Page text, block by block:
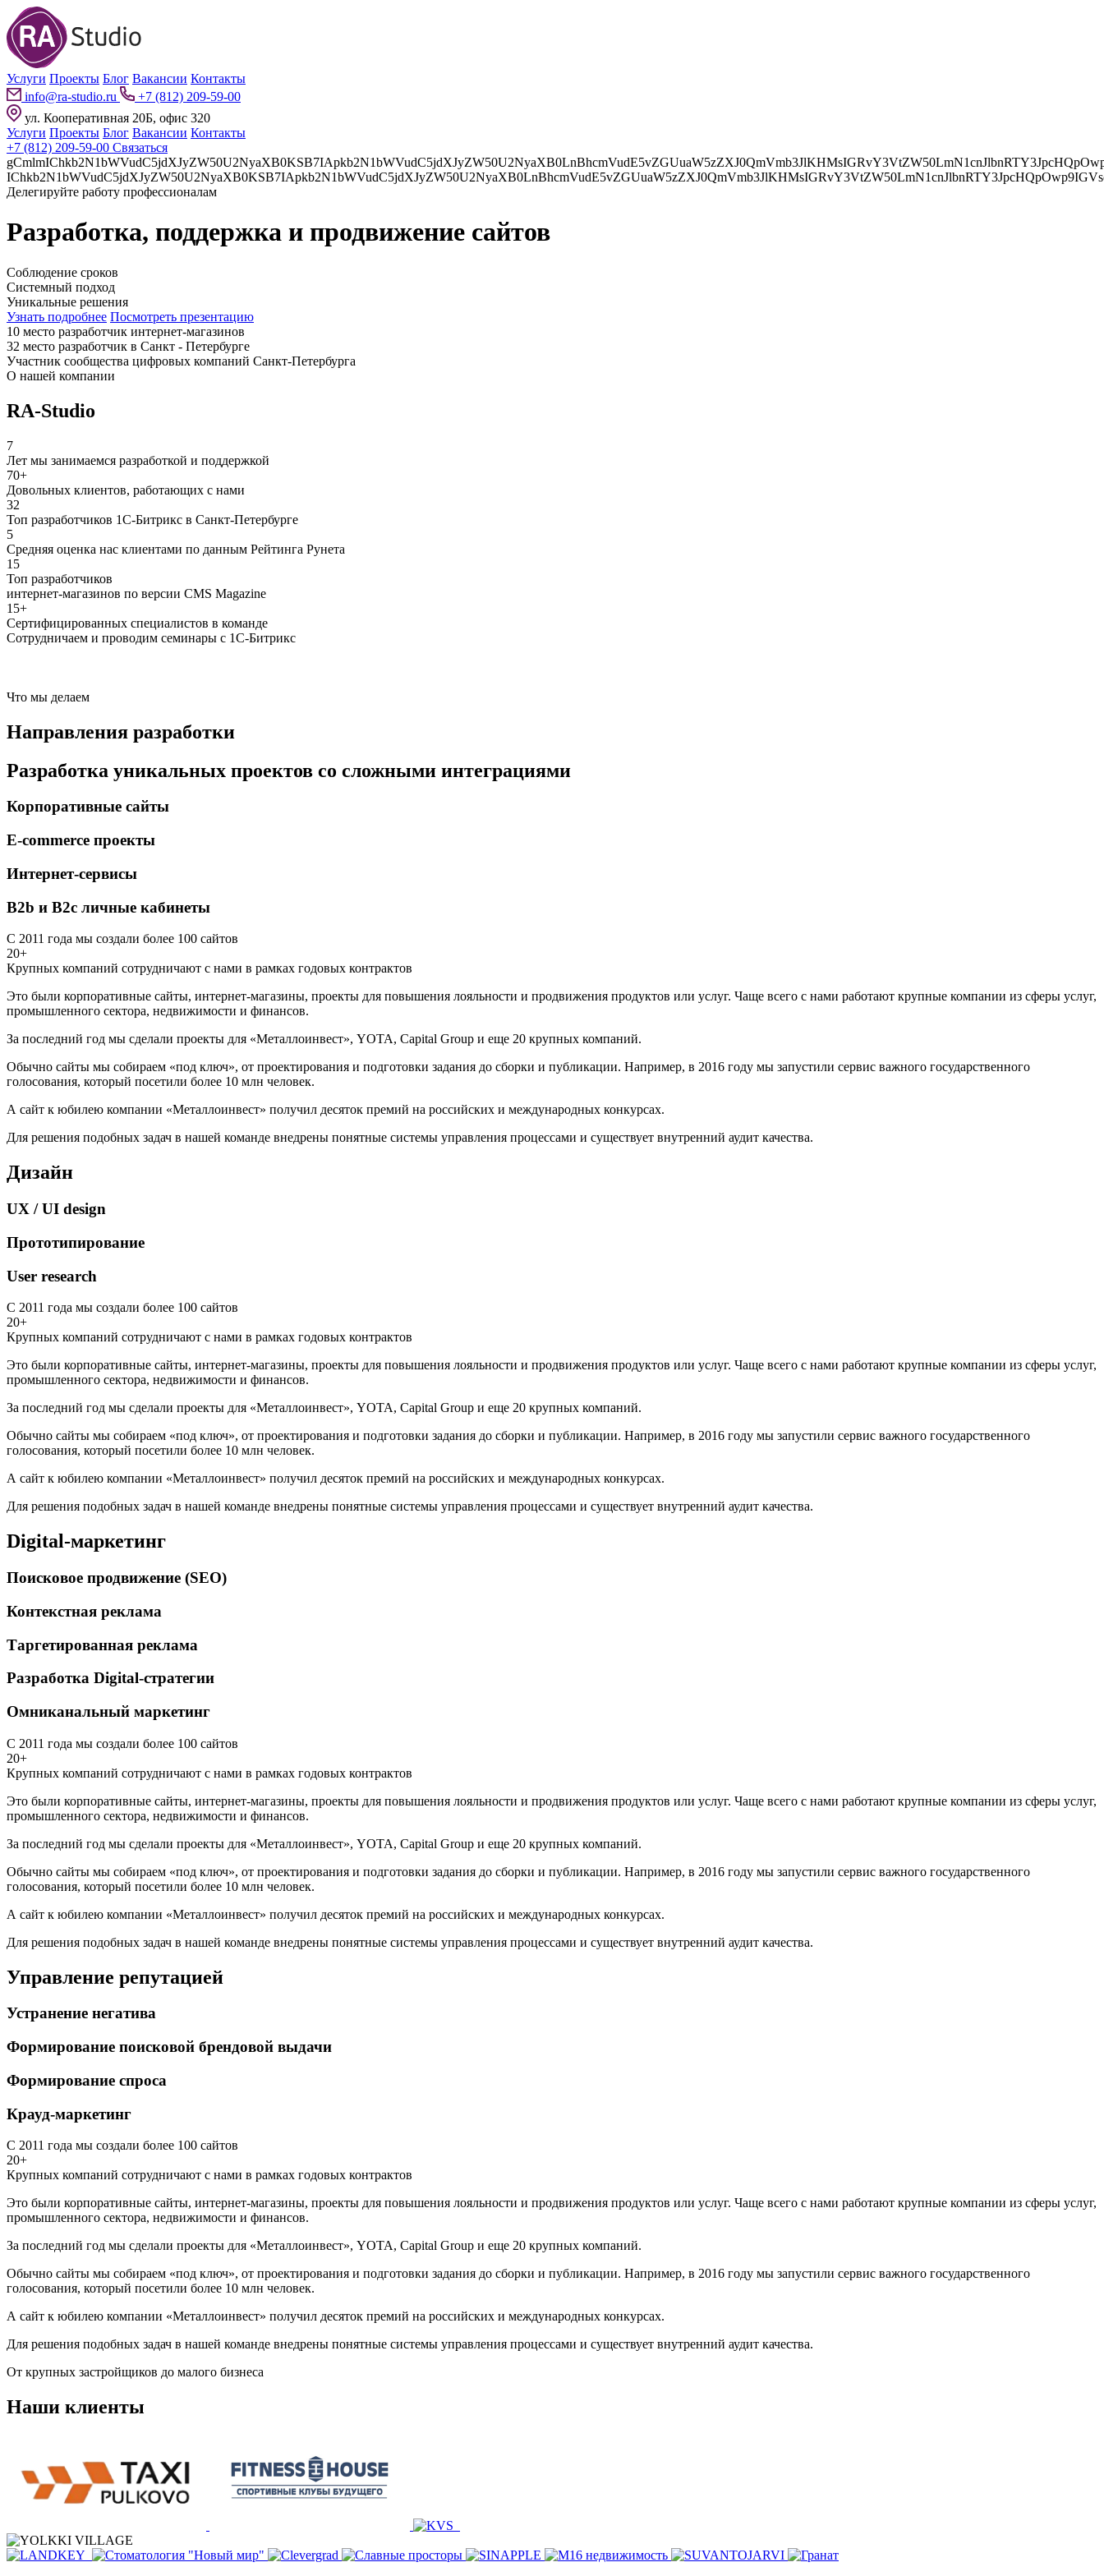
Услуги Проекты Блог Вакансии Контакты
info@ra-studio.ru
+7 (812) 209-59-00
ул. Кооперативная 20Б, офис 320
Услуги Проекты Блог Вакансии Контакты
+7 (812) 209-59-00 Связаться
gCmlmIChkb2N1bWVudC5jdXJyZW50U2NyaXB0KSB7IApkb2N1bWVudC5jdXJyZW50U2NyaXB0LnBhcmVudE5vZGUuaW5zZXJ0QmVmb3JlKHMsIGRvY3VtZW50LmN1cnJlbnRTY3JpcHQpOwp9IGVsc2UgewpkLmdldEVsZW1lbnRzQnlUYWdOYW1lKCdoZWFkJylbMF0uYXBwZW5kQ2hpbGQocyk7Cn0=">
Делегируйте работу профессионалам
Разработка, поддержка и продвижение сайтов
Соблюдение сроков
Системный подход
Уникальные решения
Узнать подробнее Посмотреть презентацию
10 место разработчик интернет-магазинов
32 место разработчик в Санкт - Петербурге
Участник сообщества цифровых компаний Санкт-Петербурга
О нашей компании
RA-Studio
7
Лет мы занимаемся разработкой и поддержкой
70+
Довольных клиентов, работающих с нами
32
Топ разработчиков 1С-Битрикс в Санкт-Петербурге
5
Средняя оценка нас клиентами по данным Рейтинга Рунета
15
Топ разработчиков
интернет-магазинов по версии CMS Magazine
15+
Сертифицированных специалистов в команде
Сотрудничаем и проводим семинары с 1С-Битрикс
Что мы делаем
Направления разработки
Разработка уникальных проектов со сложными интеграциями
Корпоративные сайты
E-commerce проекты
Интернет-сервисы
B2b и B2c личные кабинеты
С 2011 года мы создали более 100 сайтов
20+
Крупных компаний сотрудничают с нами в рамках годовых контрактов
Это были корпоративные сайты, интернет-магазины, проекты для повышения лояльности и продвижения продуктов или услуг. Чаще всего с нами работают крупные компании из сферы услуг,
промышленного сектора, недвижимости и финансов.
За последний год мы сделали проекты для «Металлоинвест», YOTA, Capital Group и еще 20 крупных компаний.
Обычно сайты мы собираем «под ключ», от проектирования и подготовки задания до сборки и публикации. Например, в 2016 году мы запустили сервис важного государственного
голосования, который посетили более 10 млн человек.
А сайт к юбилею компании «Металлоинвест» получил десяток премий на российских и международных конкурсах.
Для решения подобных задач в нашей команде внедрены понятные системы управления процессами и существует внутренний аудит качества.
Дизайн
UX / UI design
Прототипирование
User research
С 2011 года мы создали более 100 сайтов
20+
Крупных компаний сотрудничают с нами в рамках годовых контрактов
Это были корпоративные сайты, интернет-магазины, проекты для повышения лояльности и продвижения продуктов или услуг. Чаще всего с нами работают крупные компании из сферы услуг,
промышленного сектора, недвижимости и финансов.
За последний год мы сделали проекты для «Металлоинвест», YOTA, Capital Group и еще 20 крупных компаний.
Обычно сайты мы собираем «под ключ», от проектирования и подготовки задания до сборки и публикации. Например, в 2016 году мы запустили сервис важного государственного
голосования, который посетили более 10 млн человек.
А сайт к юбилею компании «Металлоинвест» получил десяток премий на российских и международных конкурсах.
Для решения подобных задач в нашей команде внедрены понятные системы управления процессами и существует внутренний аудит качества.
Digital-маркетинг
Поисковое продвижение (SEO)
Контекстная реклама
Таргетированная реклама
Разработка Digital-стратегии
Омниканальный маркетинг
С 2011 года мы создали более 100 сайтов
20+
Крупных компаний сотрудничают с нами в рамках годовых контрактов
Это были корпоративные сайты, интернет-магазины, проекты для повышения лояльности и продвижения продуктов или услуг. Чаще всего с нами работают крупные компании из сферы услуг,
промышленного сектора, недвижимости и финансов.
За последний год мы сделали проекты для «Металлоинвест», YOTA, Capital Group и еще 20 крупных компаний.
Обычно сайты мы собираем «под ключ», от проектирования и подготовки задания до сборки и публикации. Например, в 2016 году мы запустили сервис важного государственного
голосования, который посетили более 10 млн человек.
А сайт к юбилею компании «Металлоинвест» получил десяток премий на российских и международных конкурсах.
Для решения подобных задач в нашей команде внедрены понятные системы управления процессами и существует внутренний аудит качества.
Управление репутацией
Устранение негатива
Формирование поисковой брендовой выдачи
Формирование спроса
Крауд-маркетинг
С 2011 года мы создали более 100 сайтов
20+
Крупных компаний сотрудничают с нами в рамках годовых контрактов
Это были корпоративные сайты, интернет-магазины, проекты для повышения лояльности и продвижения продуктов или услуг. Чаще всего с нами работают крупные компании из сферы услуг,
промышленного сектора, недвижимости и финансов.
За последний год мы сделали проекты для «Металлоинвест», YOTA, Capital Group и еще 20 крупных компаний.
Обычно сайты мы собираем «под ключ», от проектирования и подготовки задания до сборки и публикации. Например, в 2016 году мы запустили сервис важного государственного
голосования, который посетили более 10 млн человек.
А сайт к юбилею компании «Металлоинвест» получил десяток премий на российских и международных конкурсах.
Для решения подобных задач в нашей команде внедрены понятные системы управления процессами и существует внутренний аудит качества.
От крупных застройщиков до малого бизнеса
Наши клиенты